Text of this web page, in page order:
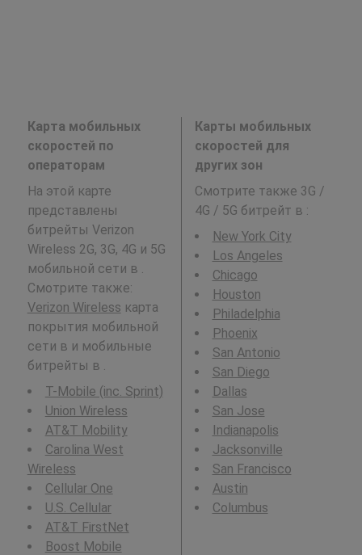
Карта мобильных
скоростей по
операторам
На этой карте
представлены
битрейты Verizon
Wireless 2G, 3G, 4G и 5G
мобильной сети в .
Смотрите также:
Verizon Wireless карта
покрытия мобильной
сети в и мобильные
битрейты в .
T-Mobile (inc. Sprint)
Union Wireless
AT&T Mobility
Carolina West
Wireless
Cellular One
U.S. Cellular
AT&T FirstNet
Boost Mobile
Карты мобильных
скоростей для
других зон
Смотрите также 3G /
4G / 5G битрейт в :
New York City
Los Angeles
Chicago
Houston
Philadelphia
Phoenix
San Antonio
San Diego
Dallas
San Jose
Indianapolis
Jacksonville
San Francisco
Austin
Columbus